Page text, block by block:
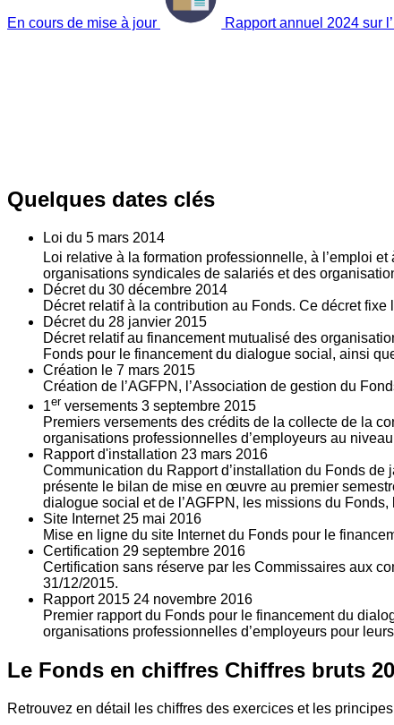
En cours de mise à jour Rapport annuel 2024 sur
Quelques dates clés
Loi du 5 mars 2014
Loi relative à la formation professionnelle, à l’emploi
organisations syndicales de salariés et des
Décret du 30 décembre 2014
Décret relatif à la contribution au Fonds. Ce décret
Décret du 28 janvier 2015
Décret relatif au financement mutualisé des
Fonds pour le financement du dialogue social, ainsi
Création le 7 mars 2015
Création de l’AGFPN, l’Association de gestion du
1er versements 3 septembre 2015
Premiers versements des crédits de la collecte de la
organisations professionnelles d’employeurs au
Rapport d'installation 23 mars 2016
Communication du Rapport d’installation du Fonds
présente le bilan de mise en œuvre au premier
dialogue social et de l’AGFPN, les missions du
Site Internet 25 mai 2016
Mise en ligne du site Internet du Fonds pour le
Certification 29 septembre 2016
Certification sans réserve par les Commissaires aux
31/12/2015.
Rapport 2015 24 novembre 2016
Premier rapport du Fonds pour le financement du
organisations professionnelles d’employeurs pour
Le Fonds en chiffres Chiffres bruts
Retrouvez en détail les chiffres des exercices et les